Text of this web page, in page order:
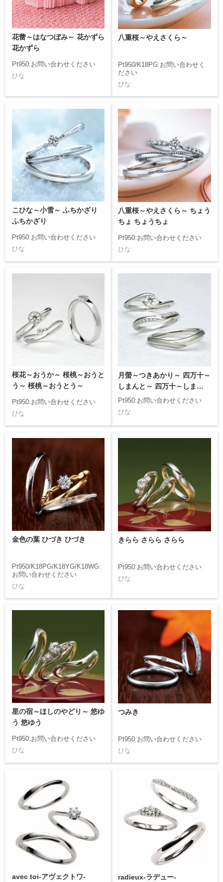
花蕾～はなつぼみ～ 花かずら
花かずら
Pt950:お問い合わせください
ひな
八重桜～やえさくら～
Pt950/K18PG:お問い合わせく
ださい
ひな
こひな～小雪～ ふちかざり
ふちかざり
Pt950:お問い合わせください
ひな
八重桜～やえさくら～ ちょう
ちょ ちょうちょ
Pt950:お問い合わせください
ひな
桜花～おうか～ 桜桃～おうと
う～ 桜桃～おうとう～
Pt950:お問い合わせください
ひな
月螢～つきあかり～ 四万十～
しまんと～ 四万十～しまんと
～
Pt950:お問い合わせください
ひな
金色の葉 ひづき ひづき
Pt950/K18PG/K18YG/K18WG:
お問い合わせください
ひな
きらら さらら さらら
Pt950:お問い合わせください
ひな
星の宿～ほしのやどり～ 悠ゆ
う 悠ゆう
Pt950:お問い合わせください
ひな
つみき
Pt950:お問い合わせください
ひな
avec toi-アヴェクトワ- radieux-ラデュー-